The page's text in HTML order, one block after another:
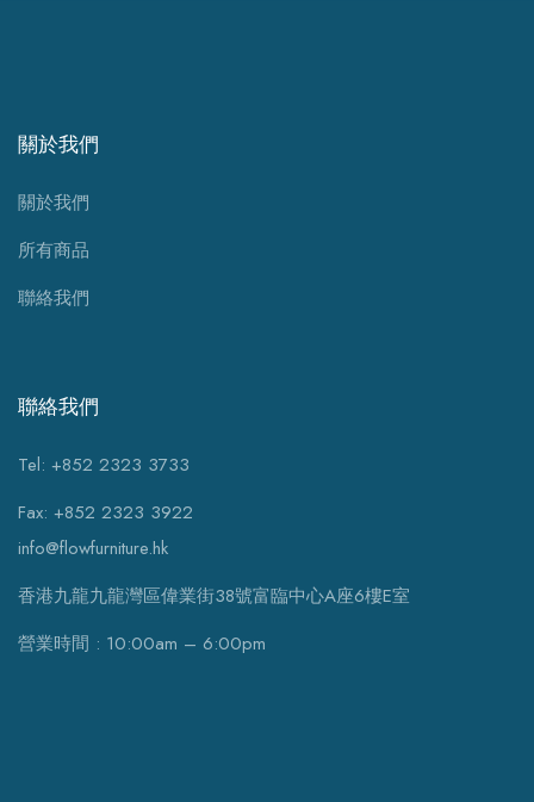
關於我們
關於我們
所有商品
聯絡我們
聯絡我們
Tel: +852 2323 3733
Fax: +852 2323 3922
info@flowfurniture.hk
香港九龍九龍灣區偉業街38號富臨中心A座6樓E室
營業時間 : 10:00am – 6:00pm